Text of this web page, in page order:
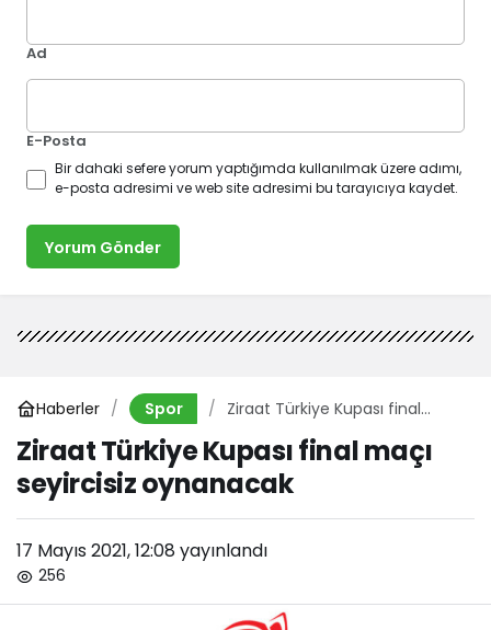
Ad
E-Posta
Bir dahaki sefere yorum yaptığımda kullanılmak üzere adımı,
e-posta adresimi ve web site adresimi bu tarayıcıya kaydet.
Yorum Gönder
Haberler Spor
Ziraat Türkiye Kupası final
Ziraat Türkiye Kupası final maçı
seyircisiz oynanacak
17 Mayıs 2021, 12:08 yayınlandı
256